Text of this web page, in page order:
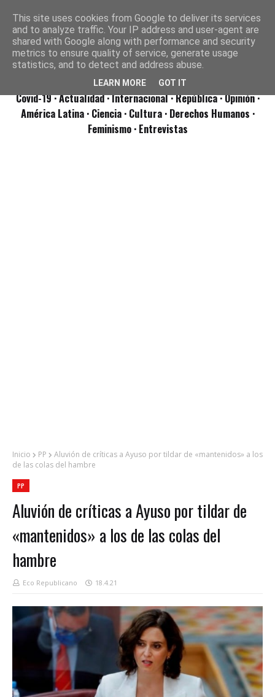
Covid-19· Actualidad· Internacional· República· Opinión·
América Latina · Ciencia · Cultura · Derechos Humanos ·
Feminismo · Entrevistas
Inicio PP
Aluvión de críticas a Ayuso por tildar de «mantenidos» a los
de las colas del hambre
PP
Aluvión de críticas a Ayuso por tildar de
«mantenidos» a los de las colas del
hambre
Eco Republicano 18.4.21
This site uses cookies from Google to deliver its services
and to analyze traffic. Your IP address and user-agent are
shared with Google along with performance and security
metrics to ensure quality of service, generate usage
statistics, and to detect and address abuse.
LEARN MORE GOT IT